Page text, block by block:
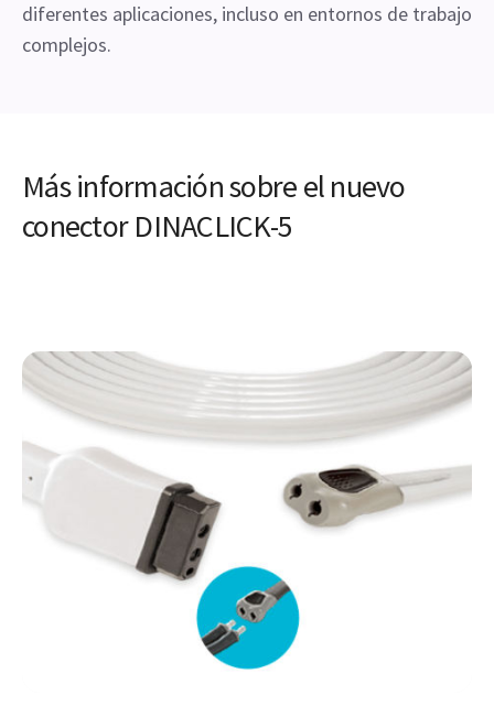
diferentes aplicaciones, incluso en entornos de trabajo
complejos.
Más información sobre el nuevo
conector DINACLICK-5